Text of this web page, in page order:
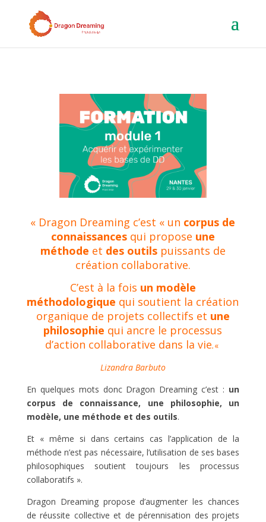
« Dragon Dreaming c’est « un corpus de
connaissancesqui propose une
méthode et des outilspuissants de
création collaborative.
C’est à la fois un modèle
méthodologique qui soutient la création
organique de projets collectifs et une
philosophie qui ancre le processus
d’action collaborative dans la vie.«
Lizandra Barbuto
En quelques mots donc Dragon Dreaming c’est : un
corpus de connaissance, une philosophie, un
modèle, une méthode et des outils.
Et « même si dans certains cas l’application de la
méthode n’est pas nécessaire, l’utilisation de ses bases
philosophiques soutient toujours les processus
collaboratifs ».
Dragon Dreaming propose d’augmenter les chances
de réussite collective et de pérennisation des projets